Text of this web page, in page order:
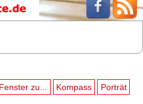
zu... Kompass Porträt